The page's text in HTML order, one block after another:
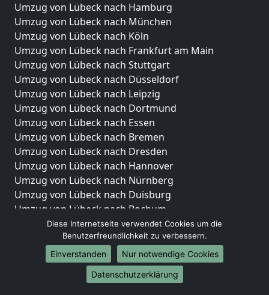
Umzug von Lübeck nach Hamburg
Umzug von Lübeck nach München
Umzug von Lübeck nach Köln
Umzug von Lübeck nach Frankfurt am Main
Umzug von Lübeck nach Stuttgart
Umzug von Lübeck nach Düsseldorf
Umzug von Lübeck nach Leipzig
Umzug von Lübeck nach Dortmund
Umzug von Lübeck nach Essen
Umzug von Lübeck nach Bremen
Umzug von Lübeck nach Dresden
Umzug von Lübeck nach Hannover
Umzug von Lübeck nach Nürnberg
Umzug von Lübeck nach Duisburg
Umzug von Lübeck nach Bochum
Umzug von Lübeck nach Wuppertal
Umzug von Lübeck nach Bielefeld
Umzug von Lübeck nach Bonn
Umzug von Lübeck nach Münster
Diese Internetseite verwendet Cookies um die
Benutzerfreundlichkeit zu verbessern.
Einverstanden
Nur notwendige Cookies
Datenschutzerklärung